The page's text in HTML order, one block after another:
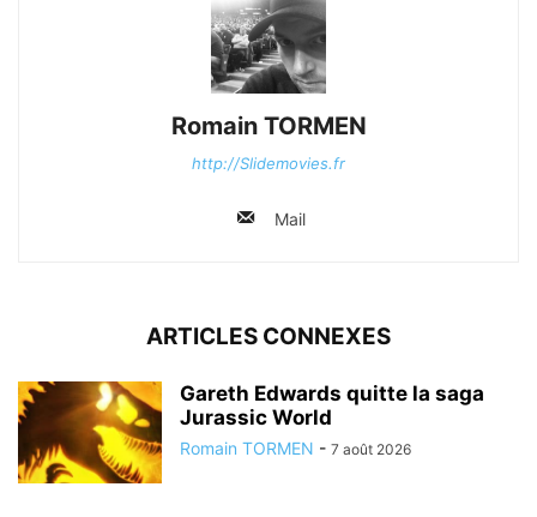
Romain TORMEN
http://Slidemovies.fr
Mail
ARTICLES CONNEXES
Gareth Edwards quitte la saga
Jurassic World
Romain TORMEN - 7 août 2026